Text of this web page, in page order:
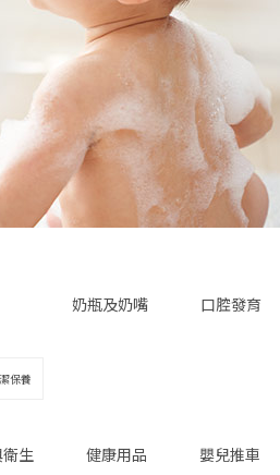
保養
奶瓶及奶嘴 口腔發育
生 健康用品 嬰兒推車